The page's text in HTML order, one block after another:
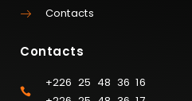
Contacts
Contacts
+226 25 48 36 16